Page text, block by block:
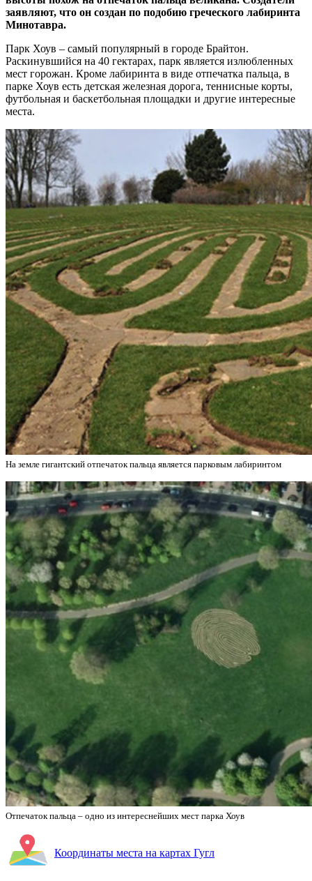
заявляют, что он создан по подобию греческого лабиринта
Минотавра.
Парк Хоув – самый популярный в городе Брайтон.
Раскинувшийся на 40 гектарах, парк является излюбленных
мест горожан. Кроме лабиринта в виде отпечатка пальца, в
парке Хоув есть детская железная дорога, теннисные корты,
футбольная и баскетбольная площадки и другие интересные
места.
На земле гигантский отпечаток пальца является парковым лабиринтом
Отпечаток пальца – одно из интереснейших мест парка Хоув
Координаты места на картах Гугл